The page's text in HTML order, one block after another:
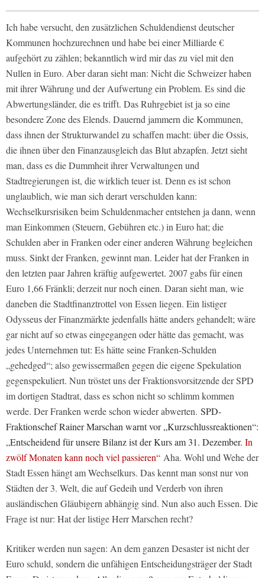
Ich habe versucht, den zusätzlichen Schuldendienst deutscher
Kommunen hochzurechnen und habe bei einer Milliarde €
aufgehört zu zählen; bekanntlich wird mir das zu viel mit den
Nullen in Euro. Aber daran sieht man: Nicht die Schweizer haben
mit ihrer Währung und der Aufwertung ein Problem. Es sind die
Abwertungsländer, die es trifft. Das Ruhrgebiet ist ja so eine
besondere Zone des Elends. Dauernd jammern die Kommunen,
dass ihnen der Strukturwandel zu schaffen macht: über die Ossis,
die ihnen über den Finanzausgleich das Blut abzapfen. Jetzt sieht
man, dass es die Dummheit ihrer Verwaltungen und
Stadtregierungen ist, die wirklich teuer ist. Denn es ist schon
unglaublich, wie man sich derart verschulden kann:
Wechselkursrisiken beim Schuldenmacher entstehen ja dann, wenn
man Einkommen (Steuern, Gebühren etc.) in Euro hat; die
Schulden aber in Franken oder einer anderen Währung begleichen
muss. Sinkt der Franken, gewinnt man. Leider hat der Franken in
den letzten paar Jahren kräftig aufgewertet. 2007 gabs für einen
Euro 1,66 Fränkli; derzeit nur noch einen. Daran sieht man, wie
daneben die Stadtfinanztrottel von Essen liegen. Ein listiger
Odysseus der Finanzmärkte jedenfalls hätte anders gehandelt; wäre
gar nicht auf so etwas eingegangen oder hätte das gemacht, was
jedes Unternehmen tut: Es hätte seine Franken-Schulden
„gehedged“; also gewissermaßen gegen die eigene Spekulation
gegenspekuliert. Nun tröstet uns der Fraktionsvorsitzende der SPD
im dortigen Stadtrat, dass es schon nicht so schlimm kommen
werde. Der Franken werde schon wieder abwerten. SPD-
Fraktionschef Rainer Marschan warnt vor „Kurzschlussreaktionen“:
„Entscheidend für unsere Bilanz ist der Kurs am 31. Dezember. In
zwölf Monaten kann noch viel passieren“ Aha. Wohl und Wehe der
Stadt Essen hängt am Wechselkurs. Das kennt man sonst nur von
Städten der 3. Welt, die auf Gedeih und Verderb von ihren
ausländischen Gläubigern abhängig sind. Nun also auch Essen. Die
Frage ist nur: Hat der listige Herr Marschen recht?
Kritiker werden nun sagen: An dem ganzen Desaster ist nicht der
Euro schuld, sondern die unfähigen Entscheidungsträger der Stadt